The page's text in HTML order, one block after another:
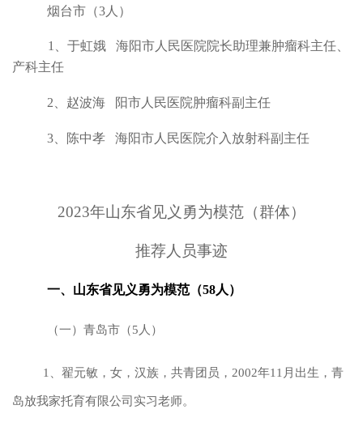
烟台市（3人）
1、于虹娥 海阳市人民医院院长助理兼肿瘤科主任、
产科主任
2、赵波海 阳市人民医院肿瘤科副主任
3、陈中孝 海阳市人民医院介入放射科副主任
2023年山东省见义勇为模范（群体）
推荐人员事迹
一、山东省见义勇为模范（58人）
（一）青岛市（5人）
1、翟元敏，女，汉族，共青团员，2002年11月出生，青
岛放我家托育有限公司实习老师。